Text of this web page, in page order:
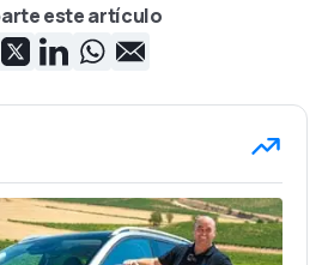
este artículo